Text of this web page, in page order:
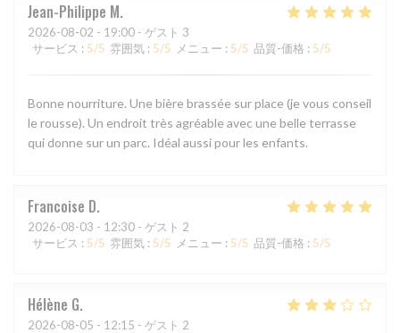
Jean-Philippe M
2026-08-02 - 19:00 - ゲスト 3
サービス : 5/5 雰囲気 : 5/5 メニュー : 5/5 品質-価格 : 5/5
Bonne nourriture. Une bière brassée sur place (je vous conseil
le rousse). Un endroit très agréable avec une belle terrasse
qui donne sur un parc. Idéal aussi pour les enfants.
Francoise D
2026-08-03 - 12:30 - ゲスト 2
サービス : 5/5 雰囲気 : 5/5 メニュー : 5/5 品質-価格 : 5/5
Hélène G
2026-08-05 - 12:15 - ゲスト 2